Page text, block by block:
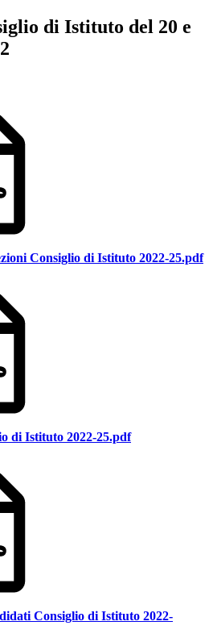
di Istituto del 20 e
Consiglio di Istituto 2022-25.pdf
di Istituto 2022-25.pdf
Consiglio di Istituto 2022-